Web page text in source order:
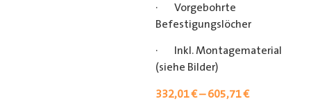
· Vorgebohrte
Befestigungslöcher
· Inkl. Montagematerial
(siehe Bilder)
332,01€–605,71€